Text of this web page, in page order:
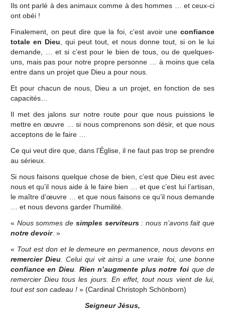
Ils ont parlé à des animaux comme à des hommes … et ceux-ci
ont obéi !
Finalement, on peut dire que la foi, c’est avoir uneconfiance
totale en Dieu , qui peut tout, et nous donne tout, si on le lui
demande, … et si c’est pour le bien de tous, ou de quelques-
uns, mais pas pour notre propre personne … à moins que cela
entre dans un projet que Dieu a pour nous.
Et pour chacun de nous, Dieu a un projet, en fonction de ses
capacités…
Il met des jalons sur notre route pour que nous puissions le
mettre en œuvre … si nous comprenons son désir, et que nous
acceptons de le faire …
Ce qui veut dire que, dans l’Église, il ne faut pas trop se prendre
au sérieux.
Si nous faisons quelque chose de bien, c’est que Dieu est avec
nous et qu’il nous aide à le faire bien … et que c’est lui l’artisan,
le maître d’œuvre … et que nous faisons ce qu’il nous demande
… et nous devons garder l’humilité.
« Nous sommes de simples serviteurs: nous n’avons fait que
notre devoir. »
« Tout est don et le demeure en permanence, nous devons en
remercier Dieu . Celui qui vit ainsi a une vraie foi, une bonne
confiance en Dieu
Rien n’augmente plus notre foique de
remercier Dieu tous les jours. En effet, tout nous vient de lui,
tout est son cadeau !» (Cardinal Christoph Schönborn)
Seigneur Jésus,